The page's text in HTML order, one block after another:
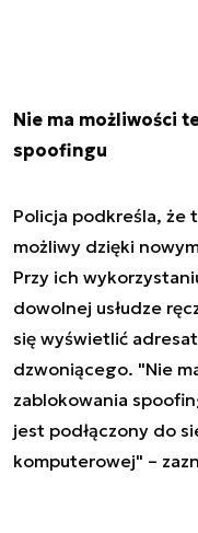
Nie ma możliwości
spoofingu
Policja podkreśla,
możliwy dzięki
Przy ich
dowolnej usłudze
się wyświetlić
dzwoniącego. "Nie
zablokowania
jest podłączony do
komputerowej" –